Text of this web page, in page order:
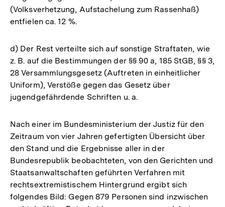
(Volksverhetzung, Aufstachelung zum Rassenhaß)
entfielen ca. 12 %.
d) Der Rest verteilte sich auf sonstige Straftaten, wie
z. B. auf die Bestimmungen der §§ 90 a, 185 StGB, §§ 3,
28 Versammlungsgesetz (Auftreten in einheitlicher
Uniform), Verstöße gegen das Gesetz über
jugendgefährdende Schriften u. a.
Nach einer im Bundesministerium der Justiz für den
Zeitraum von vier Jahren gefertigten Übersicht über
den Stand und die Ergebnisse aller in der
Bundesrepublik beobachteten, von den Gerichten und
Staatsanwaltschaften geführten Verfahren mit
rechtsextremistischem Hintergrund ergibt sich
folgendes Bild: Gegen 879 Personen sind inzwischen